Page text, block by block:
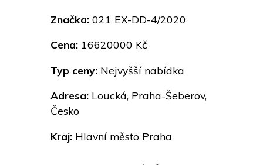
Značka: 021 EX-DD-4/2020
Cena: 16620000 Kč
Typ ceny: Nejvyšší nabídka
Adresa: Loucká, Praha-Šeberov,
Česko
Kraj: Hlavní město Praha